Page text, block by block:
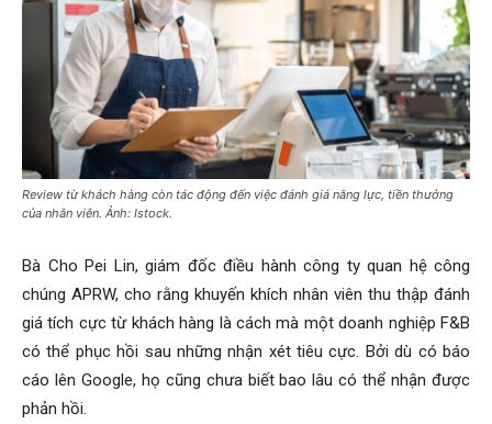
Review từ khách hàng còn tác động đến việc đánh giá năng lực, tiền thưởng
của nhân viên. Ảnh: Istock.
Bà Cho Pei Lin, giám đốc điều hành công ty quan hệ công
chúng APRW, cho rằng khuyến khích nhân viên thu thập đánh
giá tích cực từ khách hàng là cách mà một doanh nghiệp F&B
có thể phục hồi sau những nhận xét tiêu cực. Bởi dù có báo
cáo lên Google, họ cũng chưa biết bao lâu có thể nhận được
phản hồi.